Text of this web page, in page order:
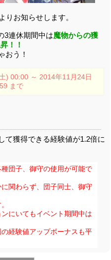
りお知らせします。
3連休期間中は魔物からの獲
！！
おう！
) 00:00 ～ 2014年11月24日
まで
て獲得できる経験値が1.2倍に
団子、御守の使用が可能で
関わらず、団子同士、御守
にいてもイベント期間中は
経験値アップボーナスも平